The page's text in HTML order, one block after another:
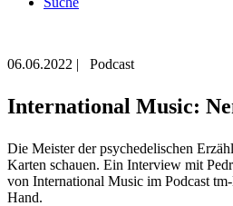
06.06.2022 | Podcast
International Music:
Die Meister der psychedelischen
Karten schauen. Ein Interview mit
von International Music im Podcast
Hand.